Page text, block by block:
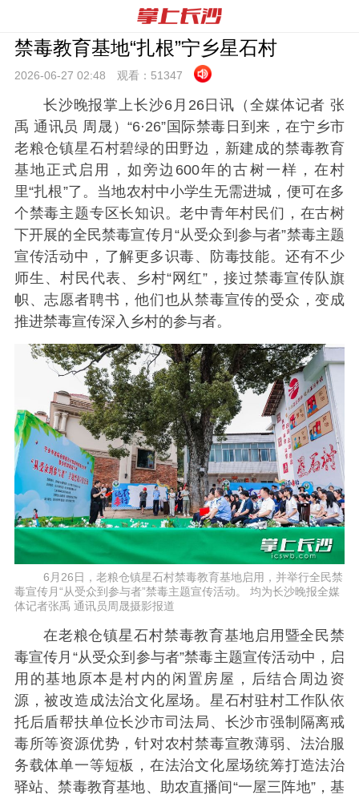
禁毒教育基地“扎根”宁乡星石村
2026-06-27 02:48 观看： 51347
长沙晚报掌上长沙6月26日讯（全媒体记者 张
禹 通讯员 周晟）“6·26”国际禁毒日到来，在宁乡市
老粮仓镇星石村碧绿的田野边，新建成的禁毒教育
基地正式启用，如旁边600年的古树一样，在村
里“扎根”了。当地农村中小学生无需进城，便可在多
个禁毒主题专区长知识。老中青年村民们，在古树
下开展的全民禁毒宣传月“从受众到参与者”禁毒主题
宣传活动中，了解更多识毒、防毒技能。还有不少
师生、村民代表、乡村“网红”，接过禁毒宣传队旗
帜、志愿者聘书，他们也从禁毒宣传的受众，变成
推进禁毒宣传深入乡村的参与者。
6月26日，老粮仓镇星石村禁毒教育基地启用，并举行全民禁
毒宣传月“从受众到参与者”禁毒主题宣传活动。 均为长沙晚报全媒
体记者张禹 通讯员周晟摄影报道
在老粮仓镇星石村禁毒教育基地启用暨全民禁
毒宣传月“从受众到参与者”禁毒主题宣传活动中，启
用的基地原本是村内的闲置房屋，后结合周边资
源，被改造成法治文化屋场。星石村驻村工作队依
托后盾帮扶单位长沙市司法局、长沙市强制隔离戒
毒所等资源优势，针对农村禁毒宣教薄弱、法治服
务载体单一等短板，在法治文化屋场统筹打造法治
驿站、禁毒教育基地、助农直播间“一屋三阵地”，基